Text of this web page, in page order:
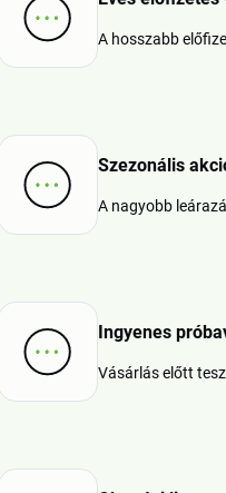
A hosszabb
Szezonális
A nagyobb
Ingyenes
Vásárlás előtt